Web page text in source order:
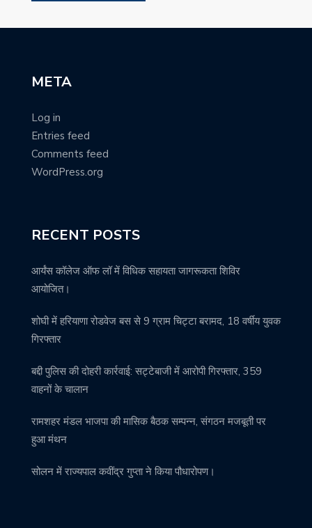
META
Log in
Entries feed
Comments feed
WordPress.org
RECENT POSTS
आर्यंस कॉलेज ऑफ लॉ में विधिक सहायता जागरूकता शिविर
आयोजित।
शोघी में हरियाणा रोडवेज बस से 9 ग्राम चिट्टा बरामद, 18 वर्षीय युवक
गिरफ्तार
बद्दी पुलिस की दोहरी कार्रवाई: सट्टेबाजी में आरोपी गिरफ्तार, 359
वाहनों के चालान
रामशहर मंडल भाजपा की मासिक बैठक सम्पन्न, संगठन मजबूती पर
हुआ मंथन
सोलन में राज्यपाल कवींद्र गुप्ता ने किया पौधारोपण।